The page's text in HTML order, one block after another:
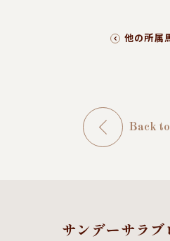
他の所属
Back
サンデーサラ